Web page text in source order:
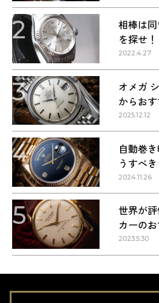
2
相棒は
を探せ！
2022.4.27
3
オメガ
からお
介
2025.12.12
4
自動巻
うすべ
2024.11.26
5
世界が
カーの
2023.5.30